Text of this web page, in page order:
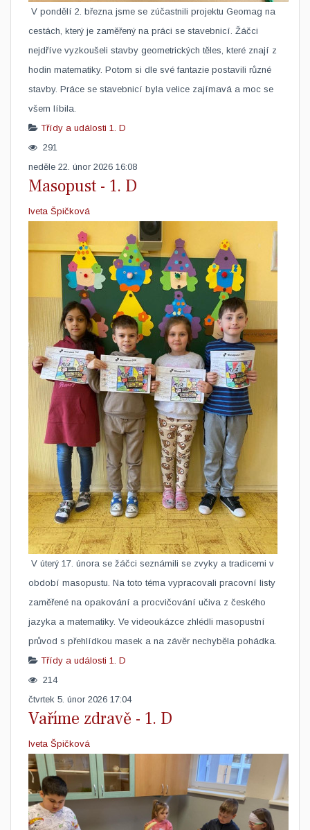
​ V pondělí 2. března jsme se zúčastnili projektu Geomag na
cestách, který je zaměřený na práci se stavebnicí. Žáčci
nejdříve vyzkoušeli stavby geometrických těles, které znají z
hodin matematiky. Potom si dle své fantazie postavili různé
stavby. Práce se stavebnicí byla velice zajímavá a moc se
všem líbila.
Třídy a události 1. D
291
neděle 22. únor 2026 16:08
Masopust - 1. D
Iveta Špičková
​ V úterý 17. února se žáčci seznámili se zvyky a tradicemi v
období masopustu. Na toto téma vypracovali pracovní listy
zaměřené na opakování a procvičování učiva z českého
jazyka a matematiky. Ve videoukázce zhlédli masopustní
průvod s přehlídkou masek a na závěr nechyběla pohádka.
Třídy a události 1. D
214
čtvrtek 5. únor 2026 17:04
Vaříme zdravě - 1. D
Iveta Špičková